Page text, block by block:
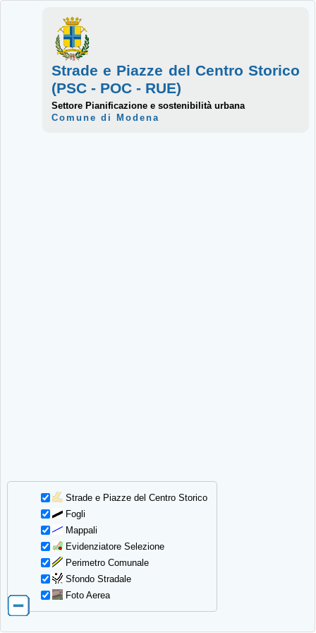
Strade e Piazze del Centro Storico
Fogli
Mappali
Evidenziatore Selezione
Perimetro Comunale
Sfondo Stradale
Foto Aerea
Strade e Piazze del Centro Storico
(PSC - POC - RUE)
Settore Pianificazione e sostenibilità urbana
Comune di Modena